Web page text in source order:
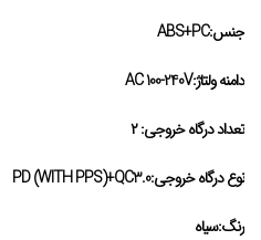
جنس:ABS+PC
دامنه ولتاژ:AC 100-240V
تعداد درگاه خروجی: ۲
نوع درگاه خروجی:PD (WITH PPS)+QC3.0
رنگ:سیاه